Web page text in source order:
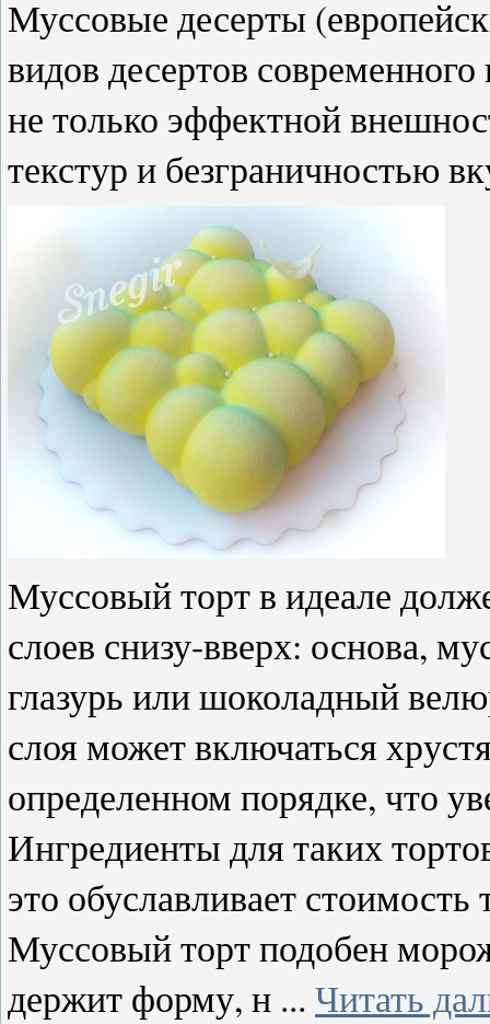
Муссовые десерты
видов десертов
не только эффектной
текстур и безграничностью
Муссовый торт в идеале
слоев снизу-вверх: основа,
глазурь или шоколадный
слоя может включаться
определенном порядке, что
Ингредиенты для таких
это обуславливает стоимость
Муссовый торт подобен
держит форму, н ... Читать